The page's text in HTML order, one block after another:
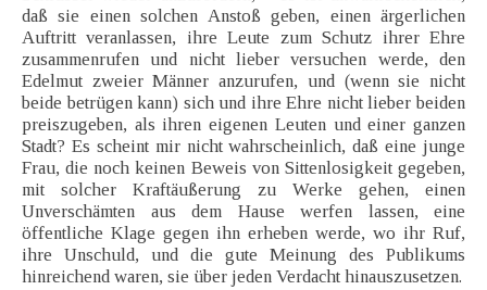
daß sie einen solchen Anstoß geben, einen ärgerlichen
Auftritt veranlassen, ihre Leute zum Schutz ihrer Ehre
zusammenrufen und nicht lieber versuchen werde, den
Edelmut zweier Männer anzurufen, und (wenn sie nicht
beide betrügen kann) sich und ihre Ehre nicht lieber beiden
preiszugeben, als ihren eigenen Leuten und einer ganzen
Stadt? Es scheint mir nicht wahrscheinlich, daß eine junge
Frau, die noch keinen Beweis von Sittenlosigkeit gegeben,
mit solcher Kraftäußerung zu Werke gehen, einen
Unverschämten aus dem Hause werfen lassen, eine
öffentliche Klage gegen ihn erheben werde, wo ihr Ruf,
ihre Unschuld, und die gute Meinung des Publikums
hinreichend waren, sie über jeden Verdacht hinauszusetzen.